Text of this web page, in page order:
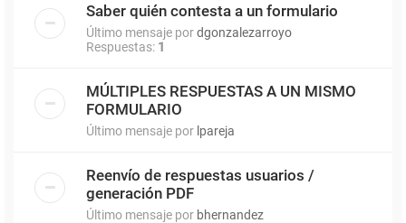
Saber quién contesta a un formulario
Último mensaje pordgonzalezarroyo
Respuestas: 1
MÚLTIPLES RESPUESTAS A UN MISMO
FORMULARIO
Último mensaje por lpareja
Reenvío de respuestas usuarios /
generación PDF
Último mensaje por bhernandez